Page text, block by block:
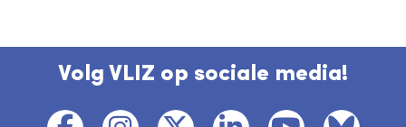
Volg VLIZ op sociale media!